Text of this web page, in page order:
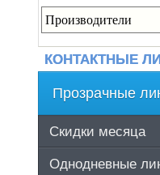
КОНТАКТНЫЕ
Прозрачные
Скидки месяца
Однодневные